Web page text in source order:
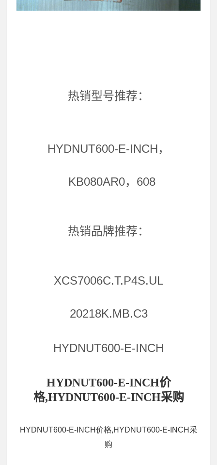
热销型号推荐：
HYDNUT600-E-INCH，
KB080AR0，608
热销品牌推荐：
XCS7006C.T.P4S.UL
20218K.MB.C3
HYDNUT600-E-INCH
HYDNUT600-E-INCH价
格,HYDNUT600-E-INCH采购
HYDNUT600-E-INCH价格,HYDNUT600-E-INCH采
购